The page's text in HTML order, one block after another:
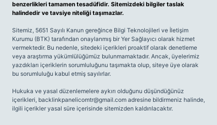
benzerlikleri tamamen tesadüfidir. Sitemizdeki bilgiler taslak
halindedir ve tavsiye niteliği taşımazlar.
Sitemiz, 5651 Sayılı Kanun gereğince Bilgi Teknolojileri ve İletişim
Kurumu (BTK) tarafından onaylanmış bir Yer Sağlayıcı olarak hizmet
vermektedir. Bu nedenle, sitedeki içerikleri proaktif olarak denetleme
veya araştırma yükümlülüğümüz bulunmamaktadır. Ancak, üyelerimiz
yazdıkları içeriklerin sorumluluğunu taşımakta olup, siteye üye olarak
bu sorumluluğu kabul etmiş sayılırlar.
Hukuka ve yasal düzenlemelere aykırı olduğunu düşündüğünüz
içerikleri, backlinkpanelicomtr@gmail.com adresine bildirmeniz halinde,
ilgili içerikler yasal süre içerisinde sitemizden kaldırılacaktır.